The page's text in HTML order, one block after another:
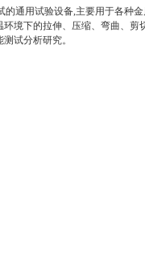
通用试验设备,主要用于各种金
境下的拉伸、压缩、弯曲、剪
试分析研究。